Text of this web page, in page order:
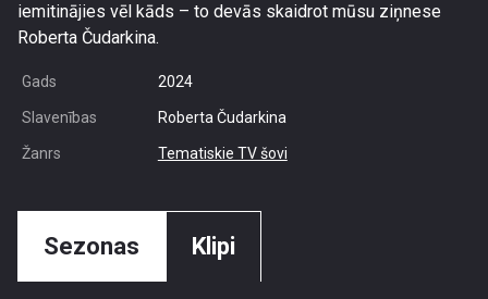
iemitinājies vēl kāds – to devās skaidrot mūsu ziņnese
Roberta Čudarkina.
Gads 2024
Slavenības Roberta Čudarkina
Žanrs Tematiskie TV šovi
Sezonas Klipi